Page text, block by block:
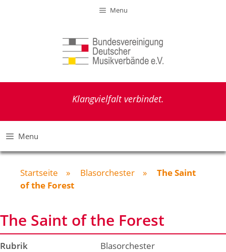
Menu
Klangvielfalt verbindet.
Menu
Startseite » Blasorchester » The Saint
of the Forest
The Saint of the Forest
Rubrik
Blasorchester